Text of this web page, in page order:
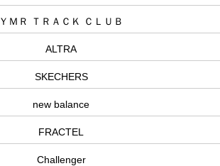
ＹＭＲ ＴＲＡＣＫ ＣＬＵＢ
ALTRA
SKECHERS
new balance
FRACTEL
Challenger